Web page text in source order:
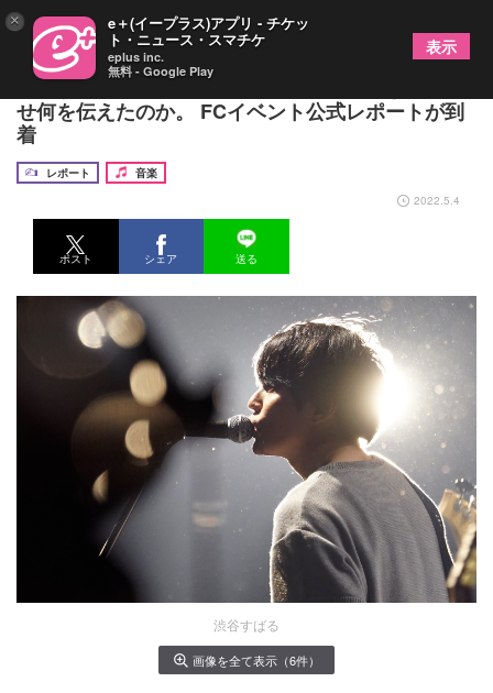
渋谷すばるは2年ぶり有観客ライブでどんな姿を見
せ何を伝えたのか。 FCイベント公式レポートが到
着
レポート
音楽
2022.5.4
ポスト シェア 送る
渋谷すばる
画像を全て表示（6件）
× e＋(イープラス)アプリ - チケッ
ト・ニュース・スマチケ
eplus inc.
無料 - Google Play
表示